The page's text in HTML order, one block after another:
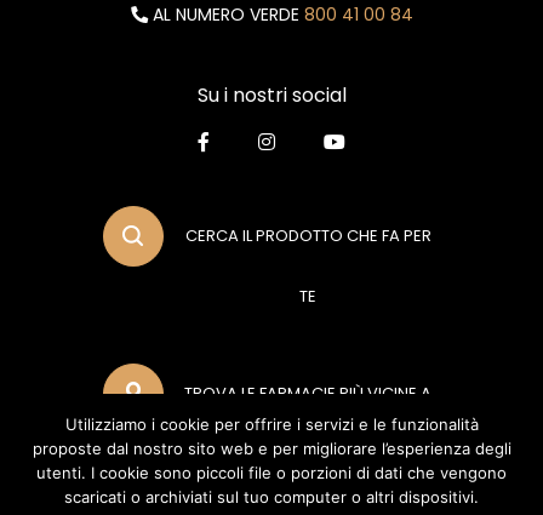
AL NUMERO VERDE 800 41 00 84
Su i nostri social
CERCA IL PRODOTTO CHE FA PER
TE
TROVA LE FARMACIE PIÙ VICINE A
TE
Utilizziamo i cookie per offrire i servizi e le funzionalità
proposte dal nostro sito web e per migliorare l’esperienza degli
utenti. I cookie sono piccoli file o porzioni di dati che vengono
scaricati o archiviati sul tuo computer o altri dispositivi.